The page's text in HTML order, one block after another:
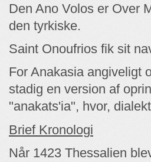
Den Ano Volos er Over
den tyrkiske.
Saint Onoufrios fik sit
For Anakasia angiveligt
stadig en version af
"anakats'ia", hvor,
Brief Kronologi
Når 1423 Thessalien